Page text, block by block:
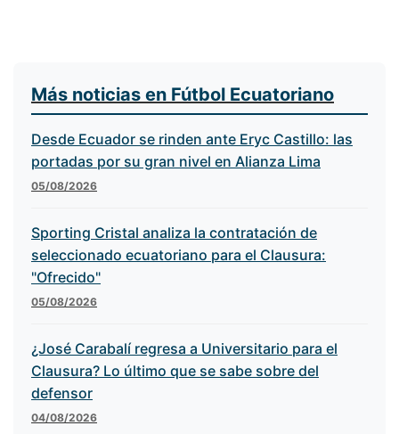
Más noticias en Fútbol Ecuatoriano
Desde Ecuador se rinden ante Eryc Castillo: las
portadas por su gran nivel en Alianza Lima
05/08/2026
Sporting Cristal analiza la contratación de
seleccionado ecuatoriano para el Clausura:
"Ofrecido"
05/08/2026
¿José Carabalí regresa a Universitario para el
Clausura? Lo último que se sabe sobre del
defensor
04/08/2026